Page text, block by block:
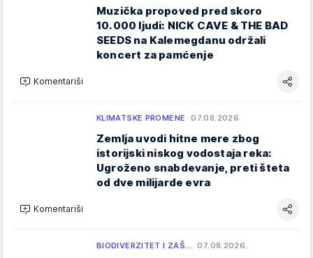
Muzička propoved pred skoro
10.000 ljudi: NICK CAVE & THE BAD
SEEDS na Kalemegdanu održali
koncert za pamćenje
Komentariši
KLIMATSKE PROMENE 07.08.2026.
Zemlja uvodi hitne mere zbog
istorijski niskog vodostaja reka:
Ugroženo snabdevanje, preti šteta
od dve milijarde evra
Komentariši
BIODIVERZITET I ZAŠ… 07.08.2026.